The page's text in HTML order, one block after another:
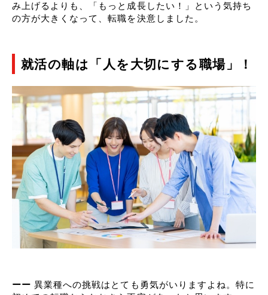
み上げるよりも、「もっと成長したい！」という気持ち
の方が大きくなって、転職を決意しました。
就活の軸は「人を大切にする職場」！
ーー 異業種への挑戦はとても勇気がいりますよね。特に